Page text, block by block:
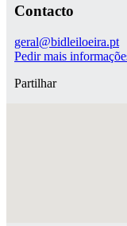
Contacto
geral@bidleiloeira.pt
Pedir mais
Partilhar